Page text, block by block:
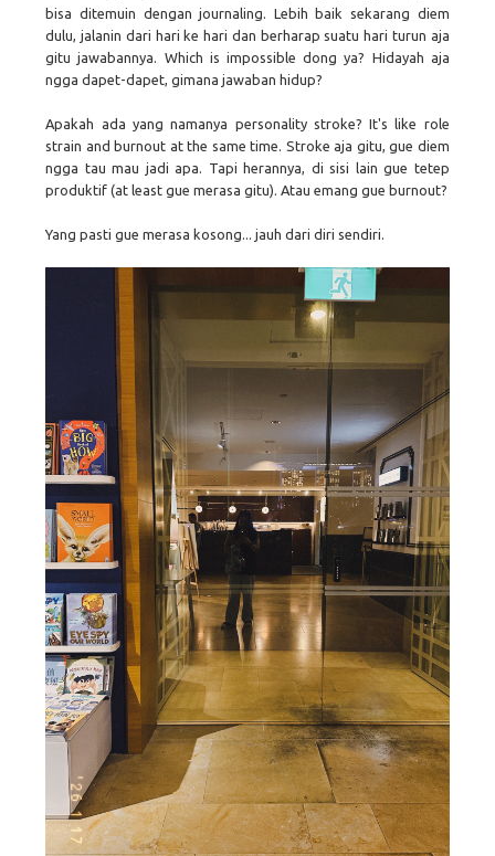
bisa ditemuin dengan journaling. Lebih baik sekarang diem
dulu, jalanin dari hari ke hari dan berharap suatu hari turun aja
gitu jawabannya. Which is impossible dong ya? Hidayah aja
ngga dapet-dapet, gimana jawaban hidup?
Apakah ada yang namanya personality stroke? It's like role
strain and burnout at the same time. Stroke aja gitu, gue diem
ngga tau mau jadi apa. Tapi herannya, di sisi lain gue tetep
produktif (at least gue merasa gitu). Atau emang gue burnout?
Yang pasti gue merasa kosong... jauh dari diri sendiri.